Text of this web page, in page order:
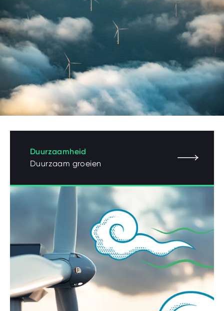
Begunstigden
Verhalen
Geef uw zoekopdracht in
NL FR DE
Duurzaamheid
Duurzaam groeien